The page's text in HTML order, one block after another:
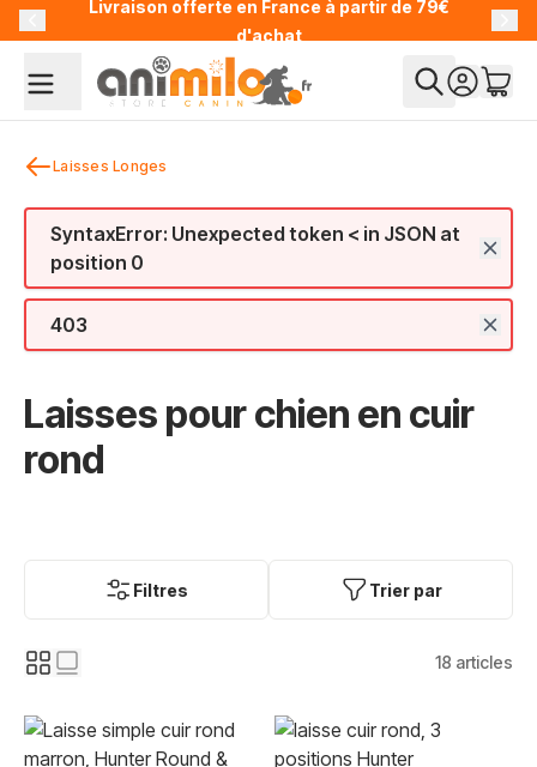
Allez au contenuLivraison offerte en France à partir de 79€
d'achat
Laisses Longes
SyntaxError: Unexpected token < in JSON at
position 0
403
Laisses pour chien en cuir
rond
Filtres Trier par
18 articles